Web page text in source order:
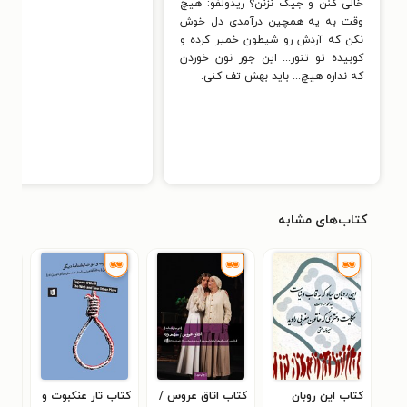
خالی کنن و جیک نزنن؟ ریدولفو: هیچ
وقت به یه همچین درآمدی دل خوش
نکن که آردش رو شیطون خمیر کرده و
کوبیده تو تنور... این جور نون خوردن
که نداره هیچ... باید بهش تف کنی.
کتاب‌های مشابه
کتاب این روبان
کتاب اتاق عروس /
کتاب تار عنکبوت و